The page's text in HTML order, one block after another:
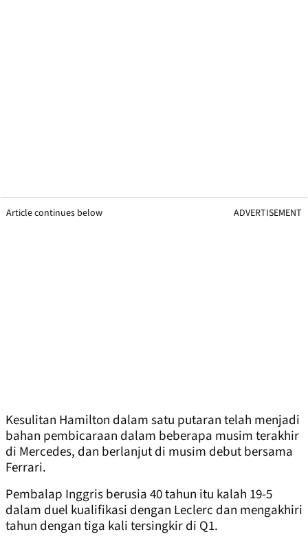
Article continues below ADVERTISEMENT
Kesulitan Hamilton dalam satu putaran telah menjadi
bahan pembicaraan dalam beberapa musim terakhir
di Mercedes, dan berlanjut di musim debut bersama
Ferrari.
Pembalap Inggris berusia 40 tahun itu kalah 19-5
dalam duel kualifikasi dengan Leclerc dan mengakhiri
tahun dengan tiga kali tersingkir di Q1.